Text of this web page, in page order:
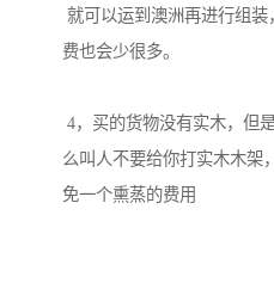
费也会少很多。
么叫人不要给你打实木木架
免一个熏蒸的费用